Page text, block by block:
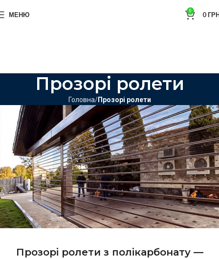
МЕНЮ 0 0
Прозорі ролети
Головна Прозорі ролети
Прозорі ролети з полікарбонату —